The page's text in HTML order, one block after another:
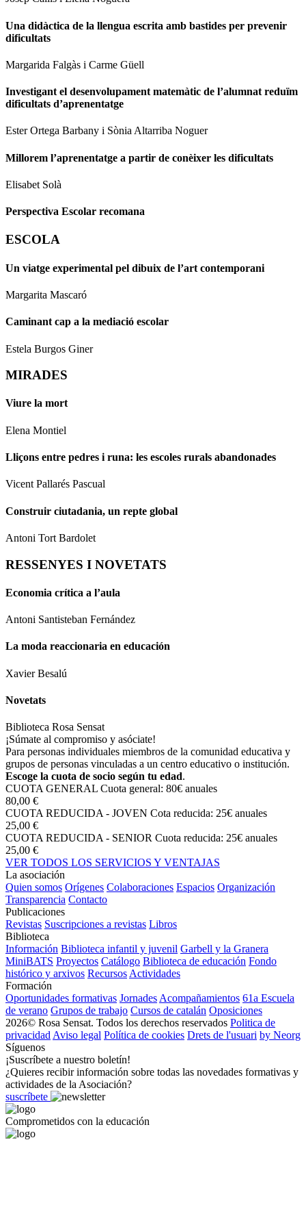
Una didàctica de la llengua escrita amb bastides per prevenir
dificultats
Margarida Falgàs i Carme Güell
Investigant el desenvolupament matemàtic de l’alumnat reduïm
dificultats d’aprenentatge
Ester Ortega Barbany i Sònia Altarriba Noguer
Millorem l’aprenentatge a partir de conèixer les dificultats
Elisabet Solà
Perspectiva Escolar recomana
ESCOLA
Un viatge experimental pel dibuix de l’art contemporani
Margarita Mascaró
Caminant cap a la mediació escolar
Estela Burgos Giner
MIRADES
Viure la mort
Elena Montiel
Lliçons entre pedres i runa: les escoles rurals abandonades
Vicent Pallarés Pascual
Construir ciutadania, un repte global
Antoni Tort Bardolet
RESSENYES I NOVETATS
Economia crítica a l’aula
Antoni Santisteban Fernández
La moda reaccionaria en educación
Xavier Besalú
Novetats
Biblioteca Rosa Sensat
¡Súmate al compromiso y asóciate!
Para personas individuales miembros de la comunidad educativa y
grupos de personas vinculadas a un centro educativo o institución.
Escoge la cuota de socio según tu edad.
CUOTA GENERAL Cuota general: 80€ anuales
80,00 €
CUOTA REDUCIDA - JOVEN Cota reducida: 25€ anuales
25,00 €
CUOTA REDUCIDA - SENIOR Cuota reducida: 25€ anuales
25,00 €
VER TODOS LOS SERVICIOS Y VENTAJAS
La asociación
Quien somos Orígenes Colaboraciones Espacios Organización
Transparencia Contacto
Publicaciones
Revistas Suscripciones a revistas Libros
Biblioteca
Información Biblioteca infantil y juvenil Garbell y la Granera
MiniBATS Proyectos Catálogo Biblioteca de educación Fondo
histórico y arxivos Recursos Actividades
Formación
Oportunidades formativas Jornades Acompañamientos 61a Escuela
de verano Grupos de trabajo Cursos de catalán Oposiciones
2026© Rosa Sensat. Todos los derechos reservados Politica de
privacidad Aviso legal Política de cookies Drets de l'usuari by Neorg
Síguenos
¡Suscríbete a nuestro boletín!
¿Quieres recibir información sobre todas las novedades formativas y
actividades de la Asociación?
suscríbete
Comprometidos con la educación